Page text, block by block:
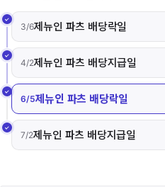
3/6제뉴인 파츠 배당락일
4/2제뉴인 파츠 배당지급일
6/5제뉴인 파츠 배당락일
7/2제뉴인 파츠 배당지급일